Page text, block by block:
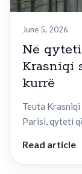
June 5, 2026
Në
Krasniqi
kurrë
Teuta
Parisi, qyteti
Read article